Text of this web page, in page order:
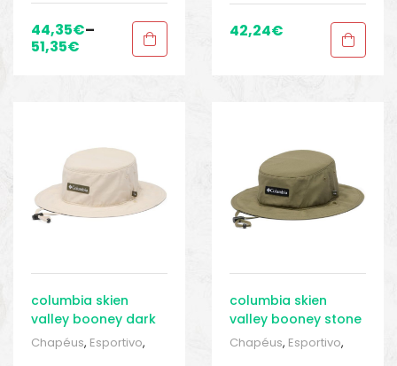
tubulares
44,35€–
51,35€
Sport Gears 1,Tocas e
tubulares
42,24€
columbia skien
valley booney dark
stone
Chapéus, Esportivo,
columbia skien
valley booney stone
green
Chapéus, Esportivo,